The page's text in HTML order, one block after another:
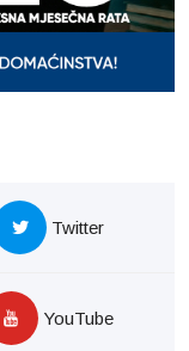
Twitter
YouTube